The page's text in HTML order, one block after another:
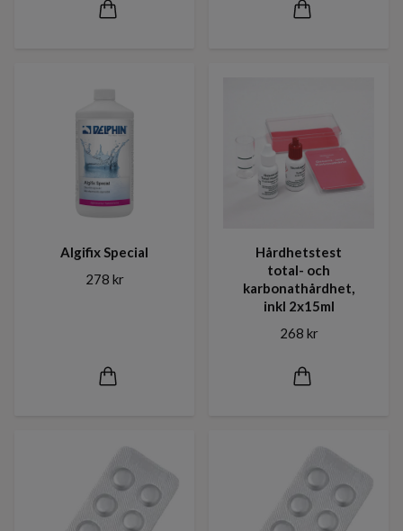
Algifix Special
278 kr
Hårdhetstest
total- och
karbonathårdhet,
inkl 2x15ml
268 kr